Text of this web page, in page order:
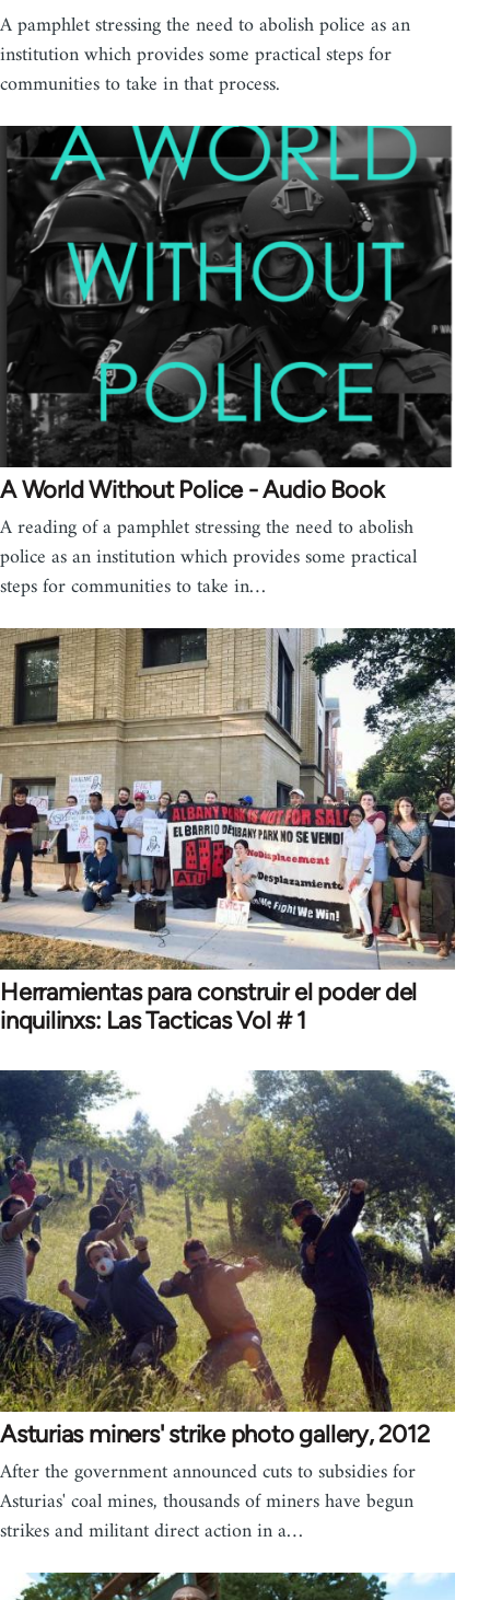
A pamphlet stressing the need to abolish police as an
institution which provides some practical steps for
communities to take in that process.
A World Without Police - Audio Book
A reading of a pamphlet stressing the need to abolish
police as an institution which provides some practical
steps for communities to take in…
Herramientas para construir el poder del
inquilinxs: Las Tacticas Vol # 1
Asturias miners' strike photo gallery, 2012
After the government announced cuts to subsidies for
Asturias' coal mines, thousands of miners have begun
strikes and militant direct action in a…